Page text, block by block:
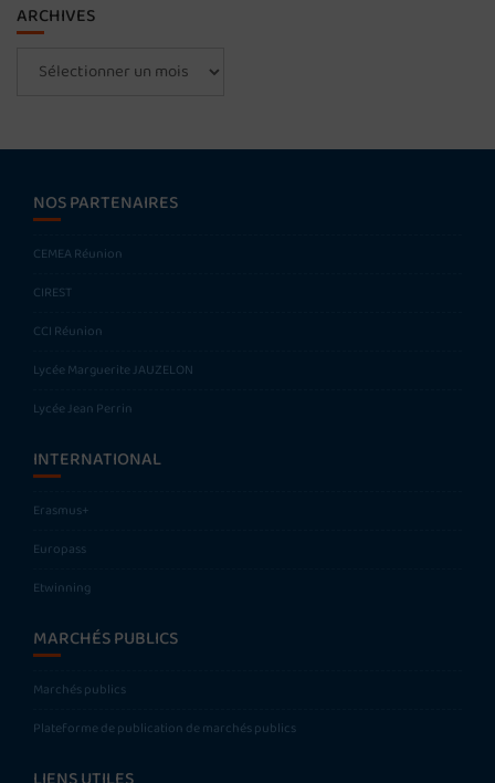
ARCHIVES
NOS PARTENAIRES
CEMEA Réunion
CIREST
CCI Réunion
Lycée Marguerite JAUZELON
Lycée Jean Perrin
INTERNATIONAL
Erasmus+
Europass
Etwinning
MARCHÉS PUBLICS
Marchés publics
Plateforme de publication de marchés publics